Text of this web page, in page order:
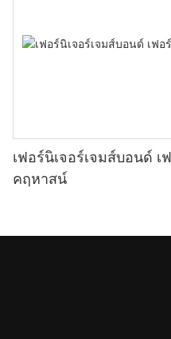
เฟอร์นิเจอร์เจมส์บอนด์
คฤหาสน์